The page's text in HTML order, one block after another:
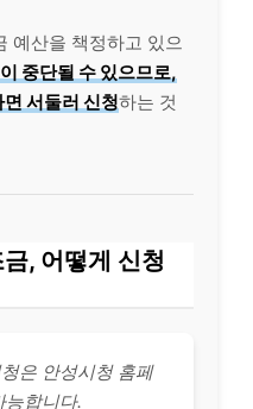
예산을 책정하고 있으
중단될 수 있으므로,
서둘러 신청하는 것
, 어떻게 신청
은 안성시청 홈페
능합니다.